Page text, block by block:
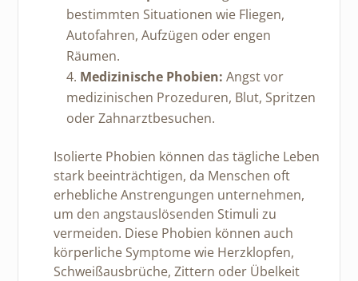
bestimmten Situationen wie Fliegen,
Autofahren, Aufzügen oder engen
Räumen.
Medizinische Phobien: Angst vor
medizinischen Prozeduren, Blut, Spritzen
oder Zahnarztbesuchen.
Isolierte Phobien können das tägliche Leben
stark beeinträchtigen, da Menschen oft
erhebliche Anstrengungen unternehmen,
um den angstauslösenden Stimuli zu
vermeiden. Diese Phobien können auch
körperliche Symptome wie Herzklopfen,
Schweißausbrüche, Zittern oder Übelkeit